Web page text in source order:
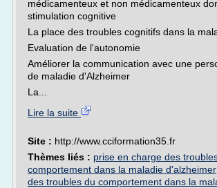
médicamenteux et non médicamenteux
stimulation cognitive
La place des troubles cognitifs dans la
Evaluation de l'autonomie
Améliorer la communication avec une
de maladie d'Alzheimer
La...
Lire la suite
Site : http://www.cciformation35.fr
Thèmes liés : prise en charge des
comportement dans la maladie d'alzheimer
des troubles du comportement dans la